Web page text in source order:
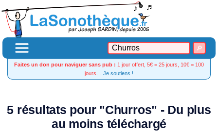
Faites un don pour naviguer sans pub : 1 jour offert, 5€ = 25 jours, 10€ = 100
jours… Je soutiens !
5 résultats pour "Churros" - Du plus
au moins téléchargé